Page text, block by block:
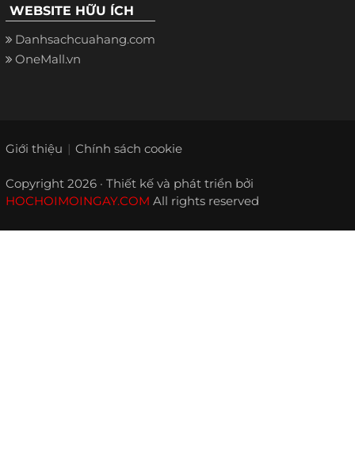
WEBSITE HỮU ÍCH
Danhsachcuahang.com
OneMall.vn
Giới thiệu Chính sách cookie
Copyright 2026 · Thiết kế và phát triển bởi
HOCHOIMOINGAY.COM All rights reserved